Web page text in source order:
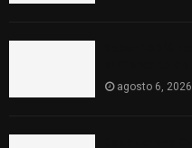
agosto 6, 2026